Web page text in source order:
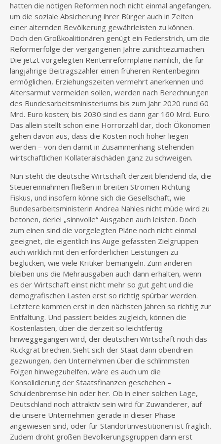
hatten die nötigen Reformen noch nicht einmal angefangen,
um die soziale Absicherung ihrer Bürger auch in Zeiten
einer alternden Bevölkerung gewährleisten zu können.
Doch den Großkoalitionären genügt ein Federstrich, um die
Reformerfolge der vergangenen Jahre zunichtezumachen.
Die jetzt vorgelegten Rentenreformpläne nämlich, die für
langjährige Beitragszahler einen früheren Rentenbeginn
ermöglichen, Erziehungszeiten vermehrt anerkennen und
Altersarmut vermeiden sollen, werden nach Berechnungen
des Bundesarbeitsministeriums bis zum Jahr 2020 rund 60
Mrd. Euro kosten; bis 2030 sind es dann gar 160 Mrd. Euro.
Das allein stellt schon eine Horrorzahl dar, doch Ökonomen
gehen davon aus, dass die Kosten noch höher liegen
werden – von den damit in Zusammenhang stehenden
wirtschaftlichen Kollateralschäden ganz zu schweigen.
Nun steht die deutsche Wirtschaft derzeit blendend da, die
Steuereinnahmen fließen in breiten Strömen Richtung
Fiskus, und insofern könne sich die Gesellschaft, wie
Bundesarbeitsministerin Andrea Nahles nicht müde wird zu
betonen, derlei „sinnvolle“ Ausgaben auch leisten. Doch
zum einen sind die vorgelegten Pläne noch nicht einmal
geeignet, die eigentlich ins Auge gefassten Zielgruppen
auch wirklich mit den erforderlichen Leistungen zu
beglücken, wie viele Kritiker bemängeln. Zum anderen
bleiben uns die Mehrausgaben auch dann erhalten, wenn
es der Wirtschaft einst nicht mehr so gut geht und die
demografischen Lasten erst so richtig spürbar werden.
Letztere kommen erst in den nächsten Jahren so richtig zur
Entfaltung. Und passiert beides zugleich, können die
Kostenlasten, über die derzeit so leichtfertig
hinweggegangen wird, der deutschen Wirtschaft noch das
Rückgrat brechen. Sieht sich der Staat dann obendrein
gezwungen, den Unternehmen über die schlimmsten
Folgen hinwegzuhelfen, wäre es auch um die
Konsolidierung der Staatsfinanzen geschehen –
Schuldenbremse hin oder her. Ob in einer solchen Lage,
Deutschland noch attraktiv sein wird für Zuwanderer, auf
die unsere Unternehmen gerade in dieser Phase
angewiesen sind, oder für Standortinvestitionen ist fraglich.
Zudem droht großen Bevölkerungsgruppen dann erst